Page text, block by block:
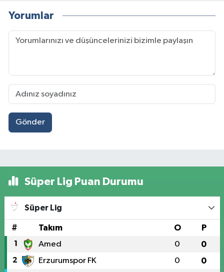
Yorumlar
Gönder
Süper Lig Puan Durumu
Süper Lig
# Takım O P
1 Amed 0 0
2 Erzurumspor FK 0 0